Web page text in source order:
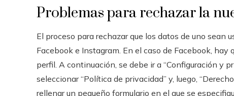
Problemas para rechazar la
El proceso para rechazar que los datos de uno
Facebook e Instagram. En el caso de Facebook,
perfil. A continuación, se debe ir a “Configuración y
seleccionar “Política de privacidad” y, luego,
rellenar un pequeño formulario en el que se